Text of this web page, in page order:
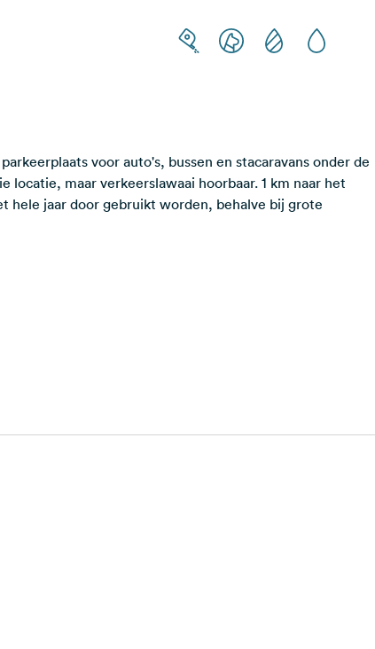
voor auto's, bussen en stacaravans onder de
locatie, maar verkeerslawaai hoorbaar. 1 km naar het
hele jaar door gebruikt worden, behalve bij grote